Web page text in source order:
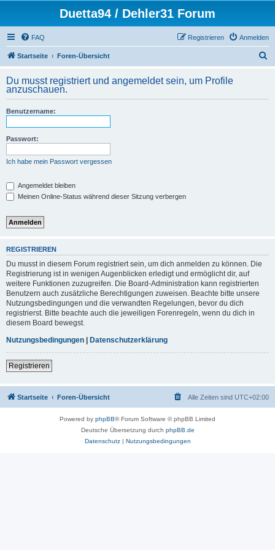
Duetta94 / Dehler31 Forum
FAQ Anmelden
Registrieren
Startseite Foren-Übersicht
h
Du musst registriert und angemeldet sein, um Profile
anzuschauen.
Benutzername:
Passwort:
Ich habe mein Passwort vergessen
Angemeldet bleiben
Meinen Online-Status während dieser Sitzung verbergen
REGISTRIEREN
Du musst in diesem Forum registriert sein, um dich anmelden zu können. Die
Registrierung ist in wenigen Augenblicken erledigt und ermöglicht dir, auf
weitere Funktionen zuzugreifen. Die Board-Administration kann registrierten
Benutzern auch zusätzliche Berechtigungen zuweisen. Beachte bitte unsere
Nutzungsbedingungen und die verwandten Regelungen, bevor du dich
registrierst. Bitte beachte auch die jeweiligen Forenregeln, wenn du dich in
diesem Board bewegst.
Nutzungsbedingungen | Datenschutzerklärung
Registrieren
Startseite Foren-Übersicht Alle Zeiten sind UTC+02:00
Powered by phpBB® Forum Software © phpBB Limited
Deutsche Übersetzung durch phpBB.de
Datenschutz| Nutzungsbedingungen